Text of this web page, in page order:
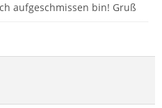
aufgeschmissen bin! Gruß